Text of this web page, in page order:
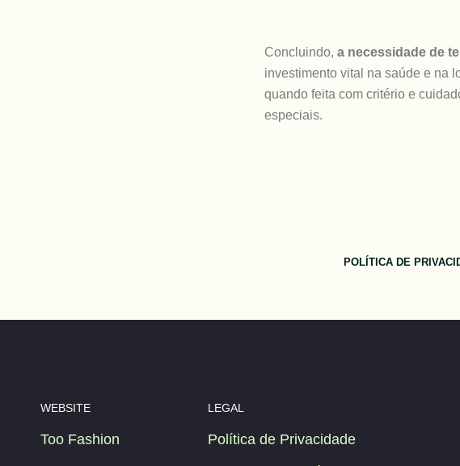
Concluindo, a necessidade de
investimento vital na saúde e na
quando feita com critério e
especiais.
POLÍTICA DE
WEBSITE
Too Fashion
LEGAL
Política de Privacidade